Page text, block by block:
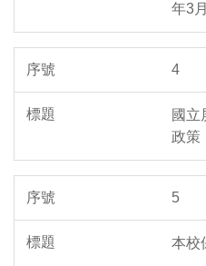
年3
4
國立
政策
5
本校